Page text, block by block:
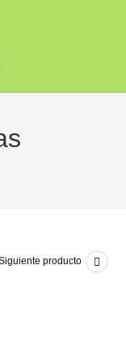
producto